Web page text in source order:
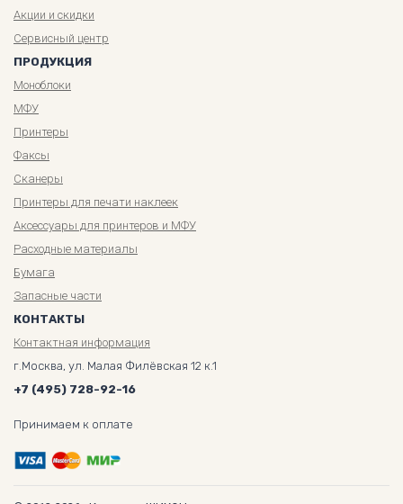
Акции и скидки
Сервисный центр
ПРОДУКЦИЯ
Моноблоки
МФУ
Принтеры
Факсы
Сканеры
Принтеры для печати наклеек
Аксессуары для принтеров и МФУ
Расходные материалы
Бумага
Запасные части
КОНТАКТЫ
Контактная информация
г.Москва, ул. Малая Филёвская 12 к.1
+7 (495) 728-92-16
Принимаем к оплате